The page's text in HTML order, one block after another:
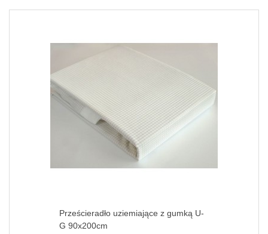
Prześcieradło uziemiające z gumką U-
G 90x200cm